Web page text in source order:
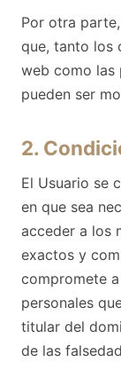
Por otra parte,
que, tanto los
web como las
pueden ser
2.
El Usuario se
en que sea
acceder a los
exactos y
compromete
personales
titular del
de las